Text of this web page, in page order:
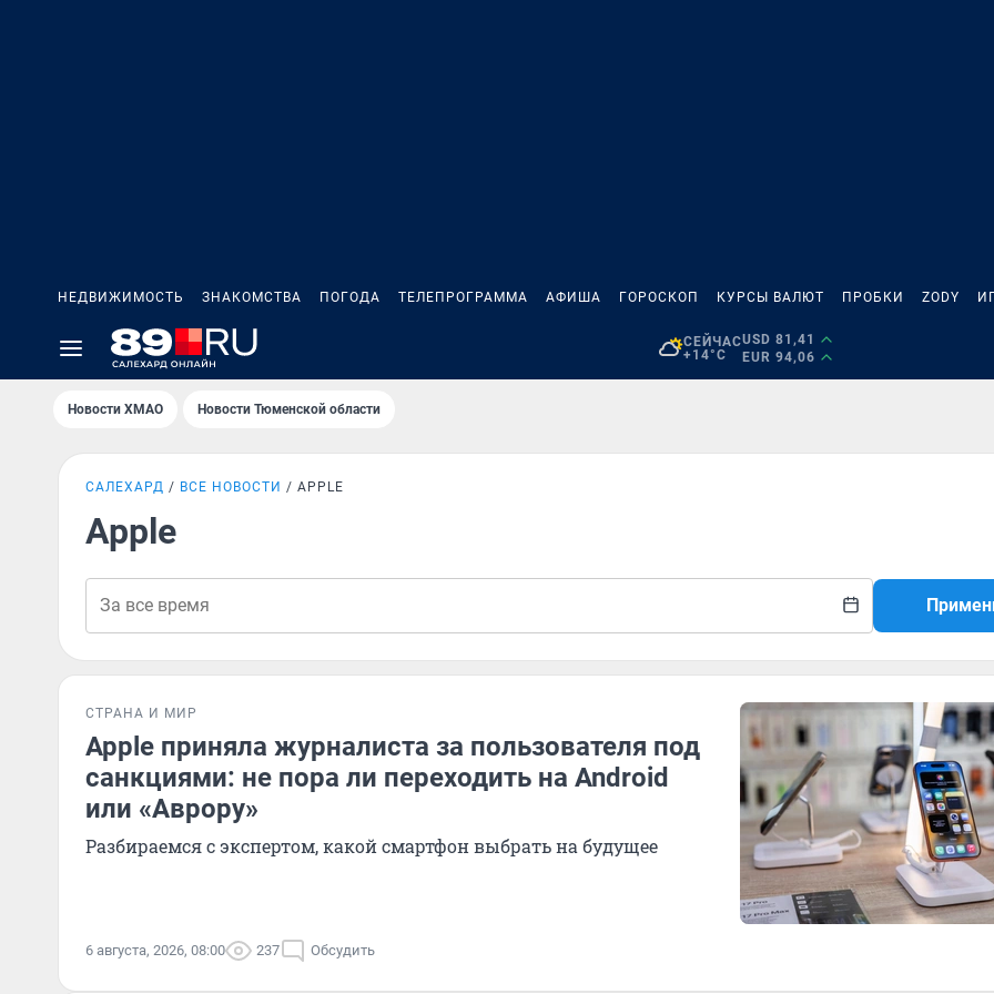
НЕДВИЖИМОСТЬ ЗНАКОМСТВА ПОГОДА ТЕЛЕПРОГРАММА АФИША ГОРОСКОП КУРСЫ ВАЛЮТ ПРОБКИ ZODY
СЕЙЧАС
+14°C
USD 81,41
EUR 94,06
Новости ХМАО Новости Тюменской области
САЛЕХАРД ВСЕ НОВОСТИ APPLE
Apple
СТРАНА И МИР
Apple приняла журналиста за пользователя под
санкциями: не пора ли переходить на Android
или «Аврору»
Разбираемся с экспертом, какой смартфон выбрать на будущее
6 августа, 2026, 08:00 237 Обсудить